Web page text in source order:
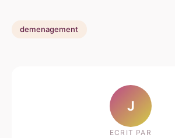
demenagement
J
ECRIT PAR